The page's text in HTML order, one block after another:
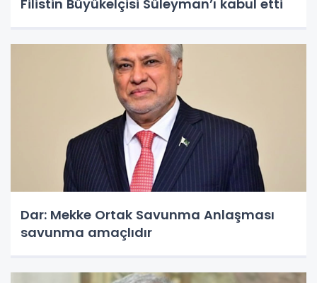
Filistin Büyükelçisi Süleyman’ı kabul etti
Dar: Mekke Ortak Savunma Anlaşması
savunma amaçlıdır